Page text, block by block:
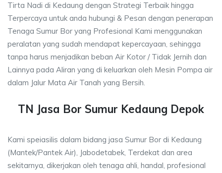
Tirta Nadi di Kedaung dengan Strategi Terbaik hingga
Terpercaya untuk anda hubungi & Pesan dengan penerapan
Tenaga Sumur Bor yang Profesional Kami menggunakan
peralatan yang sudah mendapat kepercayaan, sehingga
tanpa harus menjadikan beban Air Kotor / Tidak Jernih dan
Lainnya pada Aliran yang di keluarkan oleh Mesin Pompa air
dalam Jalur Mata Air Tanah yang Bersih.
TN Jasa Bor Sumur Kedaung Depok
Kami speiasilis dalam bidang jasa Sumur Bor di Kedaung
(Mantek/Pantek Air), Jabodetabek, Terdekat dan area
sekitarnya, dikerjakan oleh tenaga ahli, handal, profesional